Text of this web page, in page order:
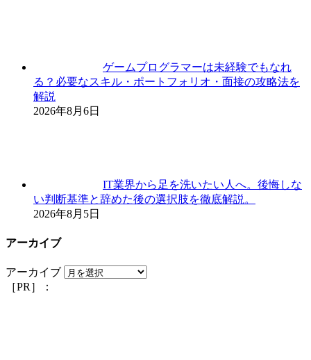
ゲームプログラマーは未経験でもなれ
る？必要なスキル・ポートフォリオ・面接の攻略法を
解説
2026年8月6日
IT業界から足を洗いたい人へ。後悔しな
い判断基準と辞めた後の選択肢を徹底解説。
2026年8月5日
アーカイブ
アーカイブ
［PR］：